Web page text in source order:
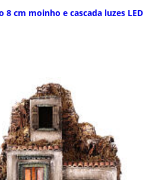
8 cm moinho e cascada luzes LED